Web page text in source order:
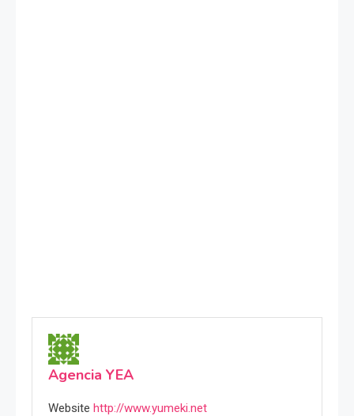
Agencia YEA
Website http://www.yumeki.net